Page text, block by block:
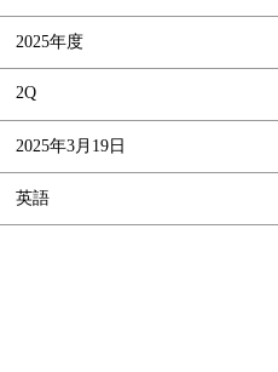
2025年度
2Q
2025年3月19日
英語